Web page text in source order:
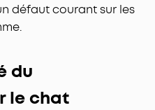
défaut courant sur les
du
le chat